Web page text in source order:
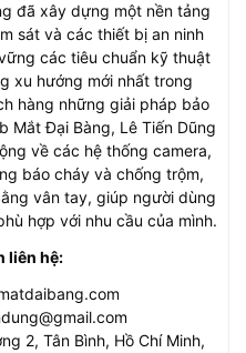
đã xây dựng một nền tảng
sát và các thiết bị an ninh
các tiêu chuẩn kỹ thuật
xu hướng mới nhất trong
hàng những giải pháp bảo
Mắt Đại Bàng, Lê Tiến Dũng
về các hệ thống camera,
báo cháy và chống trộm,
vân tay, giúp người dùng
hợp với nhu cầu của mình.
liên hệ:
2, Tân Bình, Hồ Chí Minh,